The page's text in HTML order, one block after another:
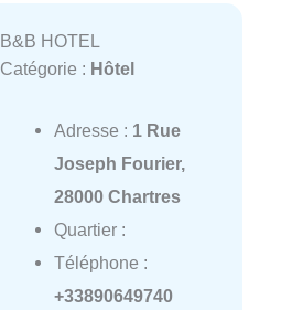
B&B HOTEL
Catégorie : Hôtel
Adresse : 1 Rue
Joseph Fourier,
28000 Chartres
Quartier :
Téléphone :
+33890649740